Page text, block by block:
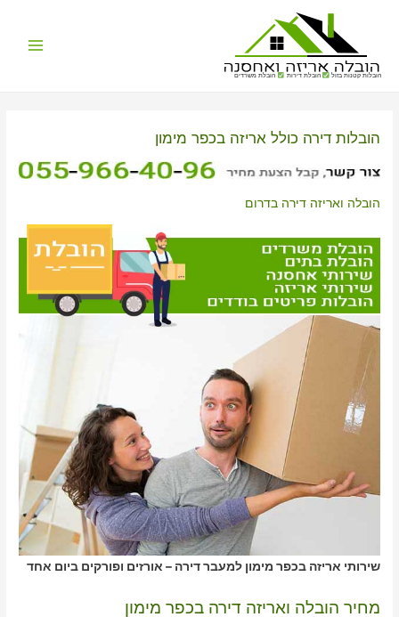
הובלות קטנות בזול הובלת דירות הובלת משרדים
הובלות דירה כולל אריזה בכפר מימון
הובלה ואריזה דירה בדרום
שירותי אריזה בכפר מימון למעבר דירה – אורזים ופורקים ביום אחד
מחיר הובלה ואריזה דירה בכפר מימון